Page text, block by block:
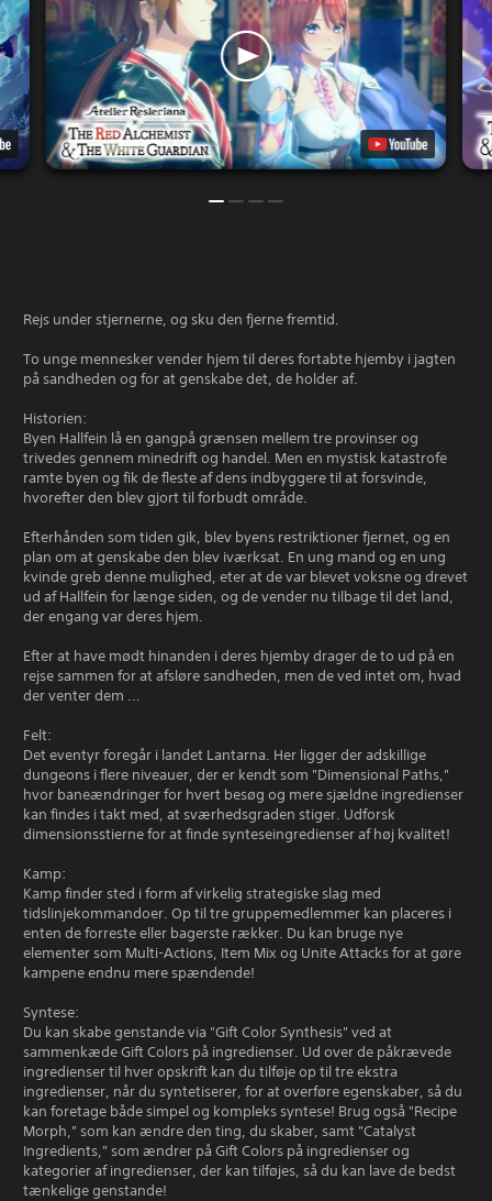
Rejs under stjernerne, og sku den fjerne fremtid.
To unge mennesker vender hjem til deres fortabte hjemby i jagten
på sandheden og for at genskabe det, de holder af.
Historien:
Byen Hallfein lå en gangpå grænsen mellem tre provinser og
trivedes gennem minedrift og handel. Men en mystisk katastrofe
ramte byen og fik de fleste af dens indbyggere til at forsvinde,
hvorefter den blev gjort til forbudt område.
Efterhånden som tiden gik, blev byens restriktioner fjernet, og en
plan om at genskabe den blev iværksat. En ung mand og en ung
kvinde greb denne mulighed, eter at de var blevet voksne og drevet
ud af Hallfein for længe siden, og de vender nu tilbage til det land,
der engang var deres hjem.
Efter at have mødt hinanden i deres hjemby drager de to ud på en
rejse sammen for at afsløre sandheden, men de ved intet om, hvad
der venter dem ...
Felt:
Det eventyr foregår i landet Lantarna. Her ligger der adskillige
dungeons i flere niveauer, der er kendt som "Dimensional Paths,"
hvor baneændringer for hvert besøg og mere sjældne ingredienser
kan findes i takt med, at sværhedsgraden stiger. Udforsk
dimensionsstierne for at finde synteseingredienser af høj kvalitet!
Kamp:
Kamp finder sted i form af virkelig strategiske slag med
tidslinjekommandoer. Op til tre gruppemedlemmer kan placeres i
enten de forreste eller bagerste rækker. Du kan bruge nye
elementer som Multi-Actions, Item Mix og Unite Attacks for at gøre
kampene endnu mere spændende!
Syntese:
Du kan skabe genstande via "Gift Color Synthesis" ved at
sammenkæde Gift Colors på ingredienser. Ud over de påkrævede
ingredienser til hver opskrift kan du tilføje op til tre ekstra
ingredienser, når du syntetiserer, for at overføre egenskaber, så du
kan foretage både simpel og kompleks syntese! Brug også "Recipe
Morph," som kan ændre den ting, du skaber, samt "Catalyst
Ingredients," som ændrer på Gift Colors på ingredienser og
kategorier af ingredienser, der kan tilføjes, så du kan lave de bedst
tænkelige genstande!